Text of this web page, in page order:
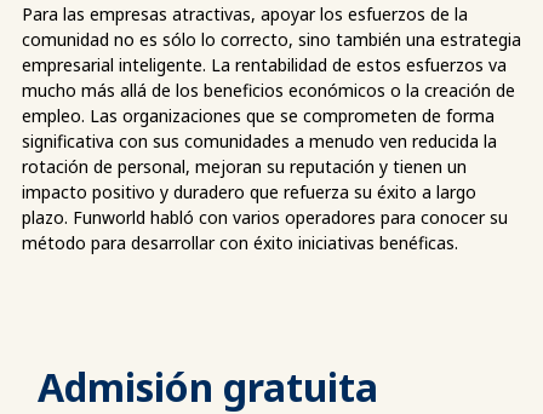
Para las empresas atractivas, apoyar los esfuerzos de la
comunidad no es sólo lo correcto, sino también una estrategia
empresarial inteligente. La rentabilidad de estos esfuerzos va
mucho más allá de los beneficios económicos o la creación de
empleo. Las organizaciones que se comprometen de forma
significativa con sus comunidades a menudo ven reducida la
rotación de personal, mejoran su reputación y tienen un
impacto positivo y duradero que refuerza su éxito a largo
plazo. Funworld habló con varios operadores para conocer su
método para desarrollar con éxito iniciativas benéficas.
Admisión gratuita